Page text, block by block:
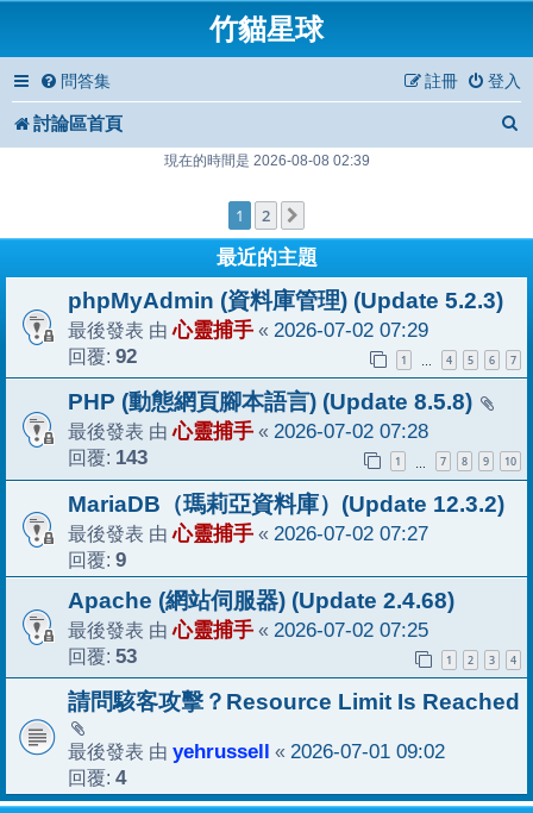
竹貓星球
問答集 登入
註冊
討論區首頁
現在的時間是 2026-08-08 02:39
1 2
最近的主題
phpMyAdmin (資料庫管理) (Update 5.2.3)
最後發表 由心靈捕手 « 2026-07-02 07:29
回覆: 92 1 … 4 5 6 7
PHP (動態網頁腳本語言) (Update 8.5.8)
最後發表 由心靈捕手 « 2026-07-02 07:28
回覆: 143 1 7 8 9 10
MariaDB（瑪莉亞資料庫）(Update 12.3.2)
最後發表 由心靈捕手 « 2026-07-02 07:27
回覆: 9
Apache (網站伺服器) (Update 2.4.68)
最後發表 由心靈捕手 « 2026-07-02 07:25
回覆: 53 1 2 3 4
請問駭客攻擊？Resource Limit Is Reached
最後發表 由 yehrussell « 2026-07-01 09:02
回覆: 4